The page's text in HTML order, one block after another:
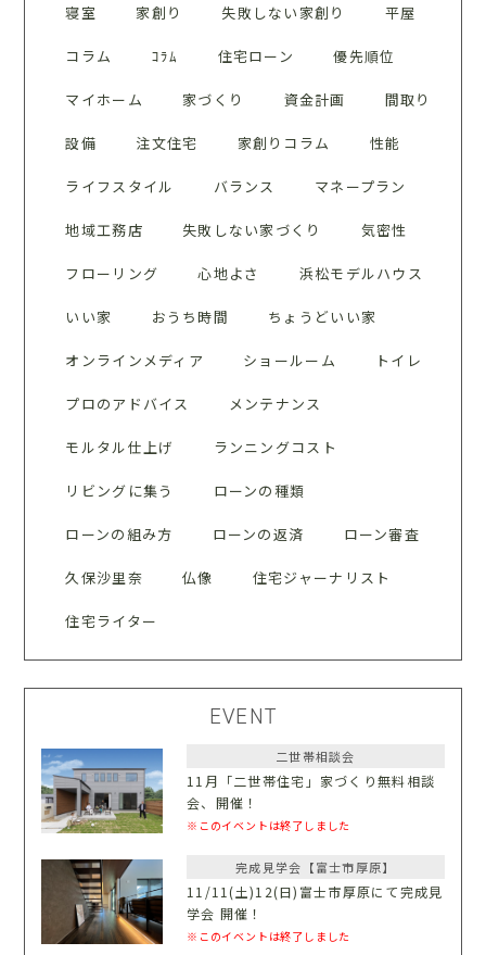
寝室 家創り 失敗しない家創り 平屋
コラム ｺﾗﾑ 住宅ローン 優先順位
マイホーム 家づくり 資金計画 間取り
設備 注文住宅 家創りコラム 性能
ライフスタイル バランス マネープラン
地域工務店 失敗しない家づくり 気密性
フローリング 心地よさ 浜松モデルハウス
いい家 おうち時間 ちょうどいい家
オンラインメディア ショールーム トイレ
プロのアドバイス メンテナンス
モルタル仕上げ ランニングコスト
リビングに集う ローンの種類
ローンの組み方 ローンの返済 ローン審査
久保沙里奈 仏像 住宅ジャーナリスト
住宅ライター
EVENT
二世帯相談会
11月「二世帯住宅」家づくり無料相談
会、開催！
※このイベントは終了しました
完成見学会【富士市厚原】
11/11(土)12(日)富士市厚原にて完成見
学会 開催！
※このイベントは終了しました